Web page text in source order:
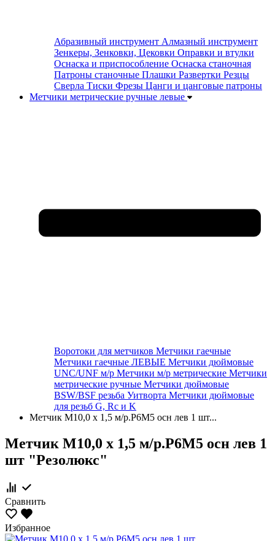
Абразивный инструмент Алмазный инструмент
Зенкеры, Зенковки, Цековки Оправки и втулки
Оснаска и приспособление Оснаска станочная
Патроны станочные Плашки Развертки Резцы
Сверла Тиски Фрезы Цанги и цанговые патроны
Метчики метрические ручные левые
Воротоки для метчиков Метчики гаечные
Метчики гаечные ЛЕВЫЕ Метчики дюймовые
UNC/UNF м/р Метчики м/р метрические Метчики
метрические ручные Метчики дюймовые
BSW/BSF резьба Уитворта Метчики дюймовые
для резьб G, Rc и K
Метчик М10,0 х 1,5 м/р.Р6М5 осн лев 1 шт...
Метчик М10,0 х 1,5 м/р.Р6М5 осн лев 1
шт "Резолюкс"
Сравнить
Избранное